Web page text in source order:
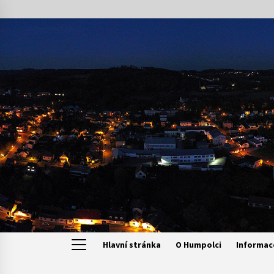
to
content
Hlavní stránka O Humpolci